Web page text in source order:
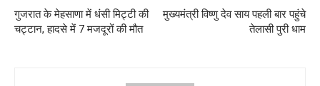
गुजरात के मेहसाणा में धंसी मिट्टी की
चट्टान, हादसे में 7 मजदूरों की मौत
मुख्यमंत्री विष्णु देव साय पहली बार पहुंचे
तेलासी पुरी धाम